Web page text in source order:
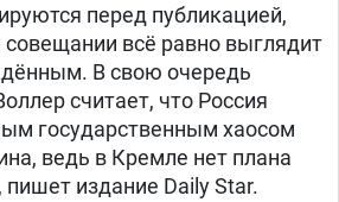
перед публикацией,
всё равно выглядит
В свою очередь
считает, что Россия
государственным хаосом
ведь в Кремле нет плана
пишет издание Daily Star.